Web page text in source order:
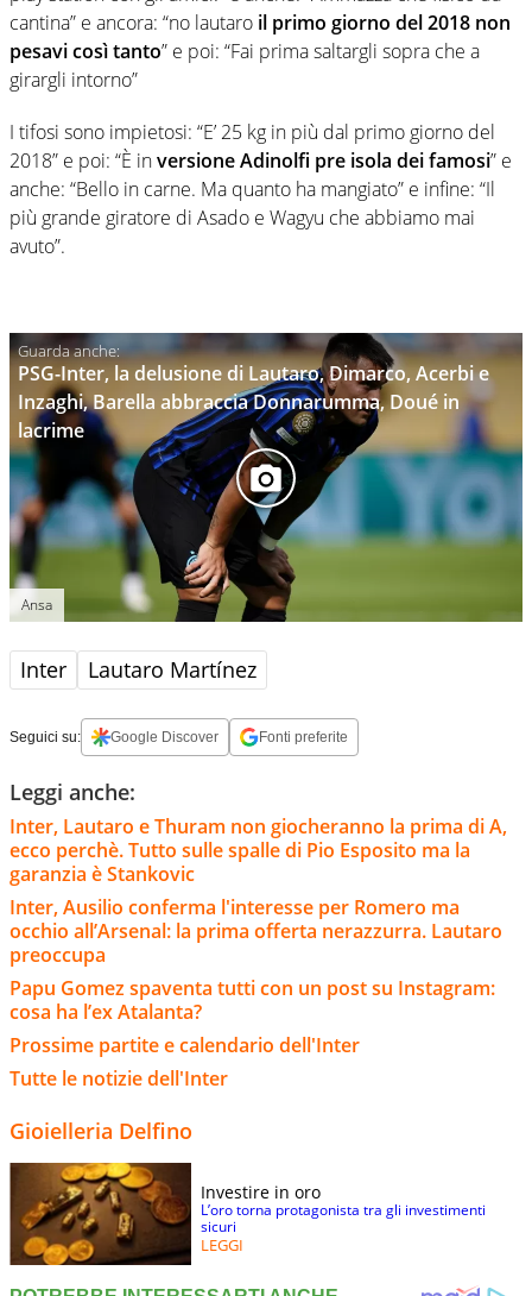
cantina” e ancora: “no lautaro il primo giorno del 2018 non
pesavi così tanto” e poi: “Fai prima saltargli sopra che a
girargli intorno”
I tifosi sono impietosi: “E’ 25 kg in più dal primo giorno del
2018” e poi: “È inversione Adinolfi pre isola dei famosi” e
anche: “Bello in carne. Ma quanto ha mangiato” e infine: “Il
più grande giratore di Asado e Wagyu che abbiamo mai
avuto”.
PSG-Inter, la delusione di Lautaro, Dimarco, Acerbi e
Inzaghi, Barella abbraccia Donnarumma, Doué in
lacrime
Ansa
Inter Lautaro Martínez
Seguici su: Google Discover Fonti preferite
Leggi anche:
Inter, Lautaro e Thuram non giocheranno la prima di A,
ecco perchè. Tutto sulle spalle di Pio Esposito ma la
garanzia è Stankovic
Inter, Ausilio conferma l'interesse per Romero ma
occhio all’Arsenal: la prima offerta nerazzurra. Lautaro
preoccupa
Papu Gomez spaventa tutti con un post su Instagram:
cosa ha l’ex Atalanta?
Prossime partite e calendario dell'Inter
Tutte le notizie dell'Inter
Gioielleria Delfino
Investire in oro
L’oro torna protagonista tra gli investimenti
sicuri
LEGGI